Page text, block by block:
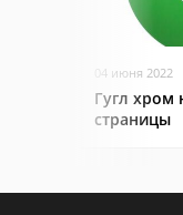
04 июня 2022
Гугл хром
страницы